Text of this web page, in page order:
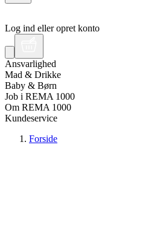
Log ind eller opret konto
Ansvarlighed
Mad & Drikke
Baby & Børn
Job i REMA 1000
Om REMA 1000
Kundeservice
Forside